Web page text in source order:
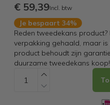
€ 59,39Incl. btw
Je bespaart 34%
Reden tweedekans
verpakking gehaald, maar
product behoudt zijn
duurzame tweedekans koop!